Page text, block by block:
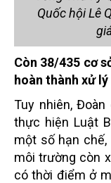
Quốc hội Lê
Còn 38/435 cơ
hoàn thành xử
Tuy nhiên,
thực hiện Luật
một số hạn
môi trường còn
có thời điểm ở